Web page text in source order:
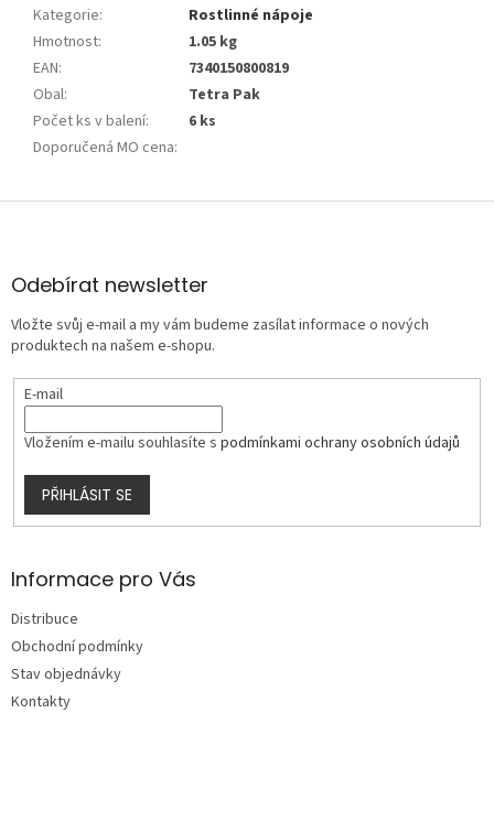
Kategorie:
Rostlinné nápoje
Hmotnost:
1.05 kg
EAN:
7340150800819
Obal:
Tetra Pak
Počet ks v balení:
6 ks
Doporučená MO cena:
Z
aOdebírat newsletter
Vložte svůj e-mail a my vám budeme zasílat informace o nových
produktech na našem e-shopu.
E-mail
Vložením e-mailu souhlasíte s podmínkami ochrany osobních údajů
PŘIHLÁSIT SE
Informace pro Vás
Distribuce
Obchodní podmínky
Stav objednávky
Kontakty